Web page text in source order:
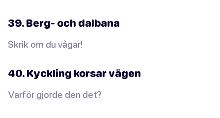
39. Berg- och dalbana
Skrik om du vågar!
40. Kyckling korsar vägen
Varför gjorde den det?